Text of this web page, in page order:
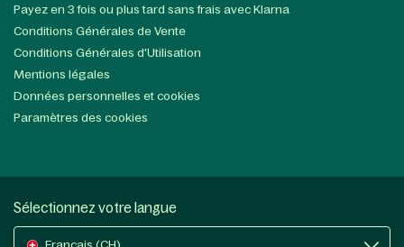
Payez en 3 fois ou plus tard sans frais avec Klarna
Conditions Générales de Vente
Conditions Générales d'Utilisation
Mentions légales
Données personnelles et cookies
Paramètres des cookies
Sélectionnez votre langue